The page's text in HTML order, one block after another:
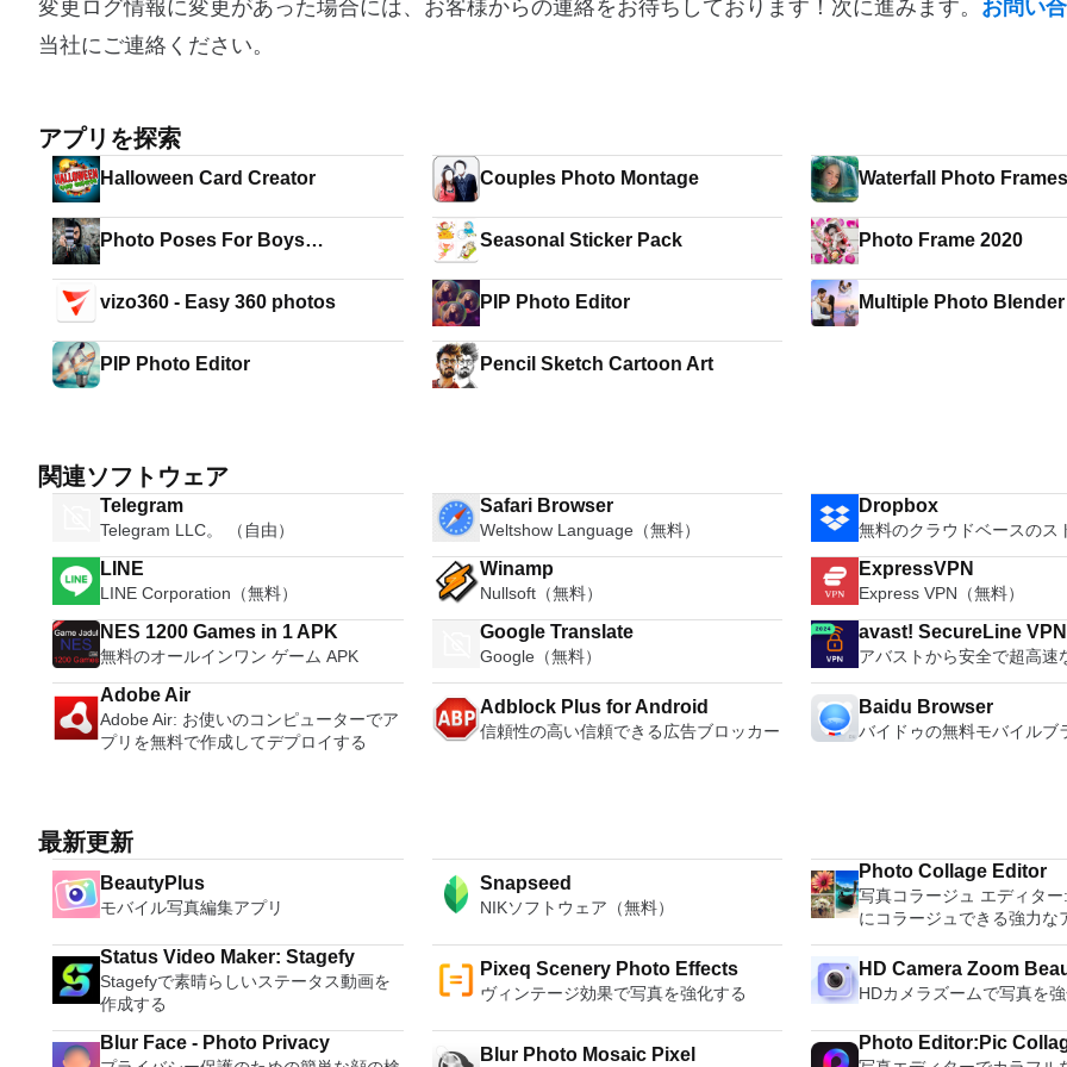
変更ログ情報に変更があった場合には、お客様からの連絡をお待ちしております！次に進みます。 お問い
当社にご連絡ください。
アプリを探索
Halloween Card Creator Couples Photo Montage Waterfall Photo Frames
Photo Poses For Boys
Seasonal Sticker Pack Photo Frame 2020
vizo360 - Easy 360 photos PIP Photo Editor Multiple Photo Blender
PIP Photo Editor Pencil Sketch Cartoon Art
関連ソフトウェア
Telegram
Telegram LLC。 （自由）
Safari Browser
Weltshow Language（無料）
Dropbox
無料のクラウドベースのス
LINE
LINE Corporation（無料）
Winamp
Nullsoft（無料）
ExpressVPN
Express VPN（無料）
NES 1200 Games in 1 APK
無料のオールインワン ゲーム APK
Google Translate
Google（無料）
avast! SecureLine VPN
アバストから安全で超高速
Adobe Air
Adobe Air: お使いのコンピューターでア
プリを無料で作成してデプロイする
Adblock Plus for Android
信頼性の高い信頼できる広告ブロッカー
Baidu Browser
バイドゥの無料モバイルブ
最新更新
BeautyPlus
モバイル写真編集アプリ
Snapseed
NIKソフトウェア（無料）
Photo Collage Editor
写真コラージュ エディタ
にコラージュできる強力な
ている
Status Video Maker: Stagefy
Stagefyで素晴らしいステータス動画を
作成する
Pixeq Scenery Photo Effects
ヴィンテージ効果で写真を強化する
HD
HDカメラズームで写真を
Blur Face - Photo Privacy
Blur Photo Mosaic Pixel
Photo Editor:Pic